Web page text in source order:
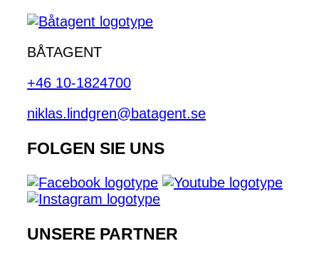
BÅTAGENT
+46 10-1824700
niklas.lindgren@batagent.se
FOLGEN SIE UNS
UNSERE PARTNER